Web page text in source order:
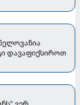
დავაფიქსიროთ